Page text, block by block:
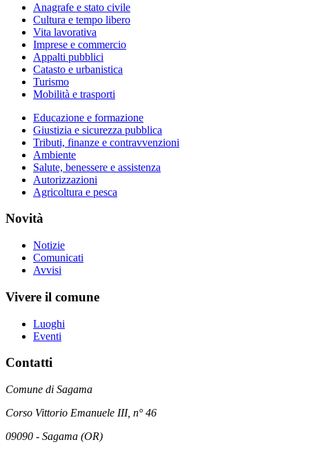
Anagrafe e stato civile
Cultura e tempo libero
Vita lavorativa
Imprese e commercio
Appalti pubblici
Catasto e urbanistica
Turismo
Mobilità e trasporti
Educazione e formazione
Giustizia e sicurezza pubblica
Tributi, finanze e contravvenzioni
Ambiente
Salute, benessere e assistenza
Autorizzazioni
Agricoltura e pesca
Novità
Notizie
Comunicati
Avvisi
Vivere il comune
Luoghi
Eventi
Contatti
Comune di Sagama
Corso Vittorio Emanuele III, n° 46
09090 - Sagama (OR)